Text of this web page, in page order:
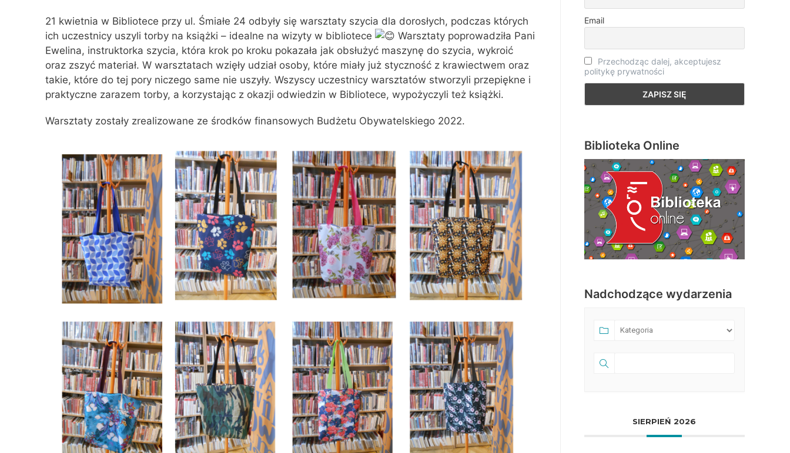
21 kwietnia w Bibliotece przy ul. Śmiałe 24 odbyły się warsztaty szycia dla dorosłych, podczas których
ich uczestnicy uszyli torby na książki – idealne na wizyty w bibliotece
Warsztaty poprowadziła Pani
Ewelina, instruktorka szycia, która krok po kroku pokazała jak obsłużyć maszynę do szycia, wykroić
oraz zszyć materiał. W warsztatach wzięły udział osoby, które miały już styczność z krawiectwem oraz
takie, które do tej pory niczego same nie uszyły. Wszyscy uczestnicy warsztatów stworzyli przepiękne i
praktyczne zarazem torby, a korzystając z okazji odwiedzin w Bibliotece, wypożyczyli też książki.
Warsztaty zostały zrealizowane ze środków finansowych Budżetu Obywatelskiego 2022.
Email
Przechodząc dalej, akceptujesz
politykę prywatności
Biblioteka Online
Nadchodzące wydarzenia
SIERPIEŃ 2026